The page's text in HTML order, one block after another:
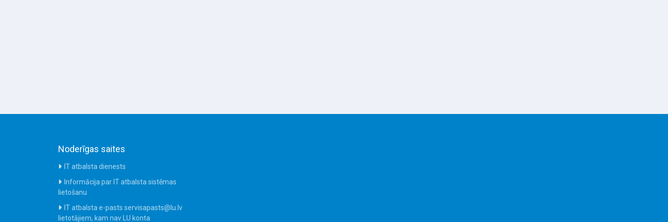
Noderīgas saites
IT atbalsta dienests
Informācija par IT atbalsta sistēmas
lietošanu
IT atbalsta e-pasts servisapasts@lu.lv
lietotājiem, kam nav LU konta